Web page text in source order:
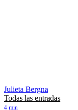
Julieta Bergna
Todas las entradas
4 min